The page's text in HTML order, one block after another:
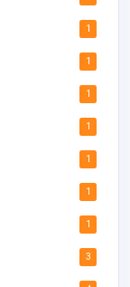
1
1
1
1
1
1
1
3